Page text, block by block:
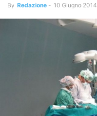
By Redazione - 10 Giugno 2014